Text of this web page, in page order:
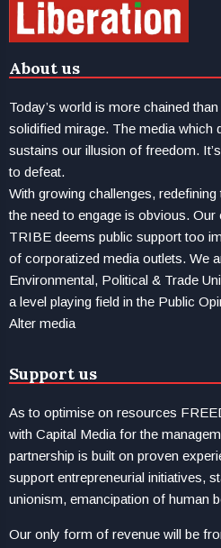
About us
Today’s world is more chained
solidified mirage. The media which
sustains our illusion of freedom.
to defeat.
With growing challenges,
the need to engage is obvious.
TRIBE deems public support too
of corporatized media outlets. We
Environmental, Political & Trade
a level playing field in the Public
Alter media
Support us
As to optimise on resources
with Capital Media for the
partnership is built on proven
support entrepreneurial initiatives,
unionism, emancipation of human
Our only form of revenue will be